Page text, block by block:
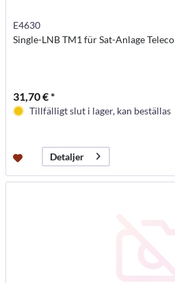
E4630
Single-LNB TM1 für Sat-Anlage Teleco
31,70 € *
Tillfälligt slut i lager, kan beställas
Detaljer